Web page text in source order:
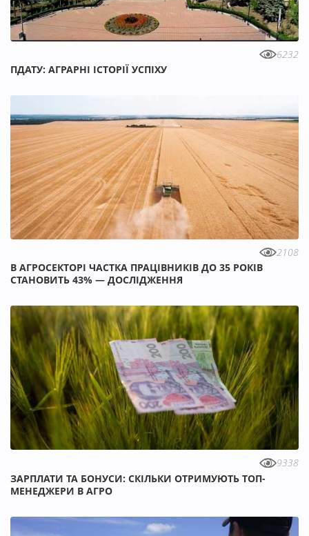
6232
ПДАТУ: АГРАРНІ ІСТОРІЇ УСПІХУ
2108
В АГРОСЕКТОРІ ЧАСТКА ПРАЦІВНИКІВ ДО 35 РОКІВ
СТАНОВИТЬ 43% — ДОСЛІДЖЕННЯ
9338
ЗАРПЛАТИ ТА БОНУСИ: СКІЛЬКИ ОТРИМУЮТЬ ТОП-
МЕНЕДЖЕРИ В АГРО